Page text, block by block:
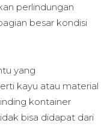
perlindungan
besar kondisi
yang
kayu atau material
kontainer
bisa didapat dari